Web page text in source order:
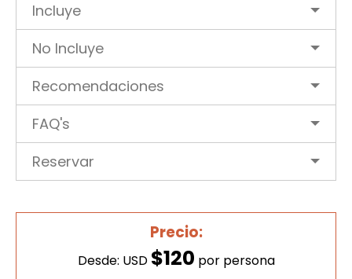
Incluye
No Incluye
Recomendaciones
FAQ's
Reservar
Precio:
Desde: USD $120 por persona